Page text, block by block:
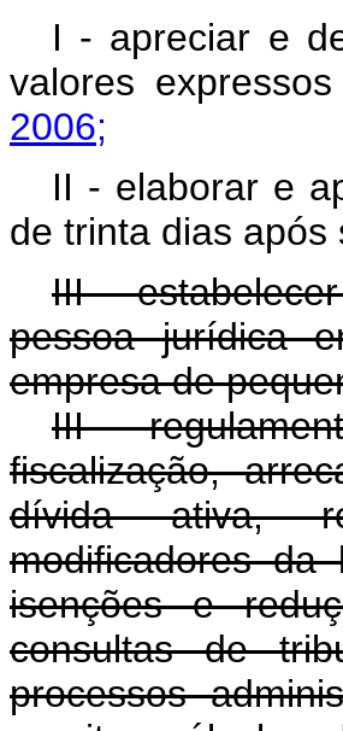
I - apreciar e
valores
2006;
II - elaborar e
de trinta dias após
III -
pessoa jurídica
empresa de
III -
fiscalização,
dívida ativa,
modificadores
isenções e
consultas de
processos